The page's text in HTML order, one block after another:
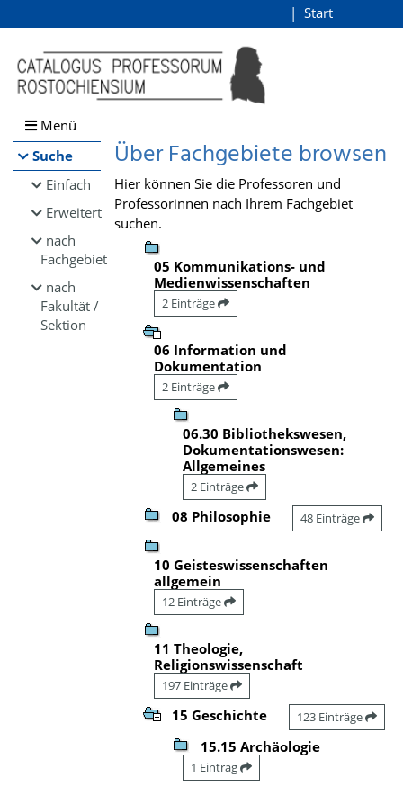
Browsen
direkt zum Inhalt
Start
Menü
Suche
Einfach
Erweitert
nach
Fachgebiet
nach
Fakultät /
Sektion
Über Fachgebiete browsen
Hier können Sie die Professoren und
Professorinnen nach Ihrem Fachgebiet
suchen.
05 Kommunikations- und
Medienwissenschaften
2 Einträge
06 Information und
Dokumentation
2 Einträge
06.30 Bibliothekswesen,
Dokumentationswesen:
Allgemeines
2 Einträge
08 Philosophie 48 Einträge
10 Geisteswissenschaften
allgemein
12 Einträge
11 Theologie,
Religionswissenschaft
197 Einträge
15 Geschichte 123 Einträge
15.15 Archäologie
1 Eintrag